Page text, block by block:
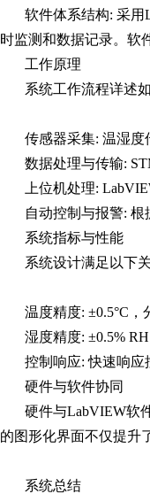
软件体系结构: 采
时监测和数据记录。软
工作原理
系统工作流程详述如
传感器采集: 温湿
数据处理与传输:
上位机处理:
自动控制与报警:
系统指标与性能
系统设计满足以下
温度精度: ±0.5°C，
湿度精度: ±0.5%
控制响应: 快速响
硬件与软件协同
硬件与LabVIEW软
的图形化界面不仅提升
系统总结